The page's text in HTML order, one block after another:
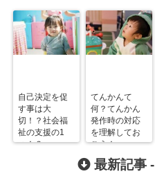
自己決定を促
す事は大
切！？社会福
祉の支援の1
つ！？
てんかんて
何？てんかん
発作時の対応
を理解してお
こう！
最新記事 -